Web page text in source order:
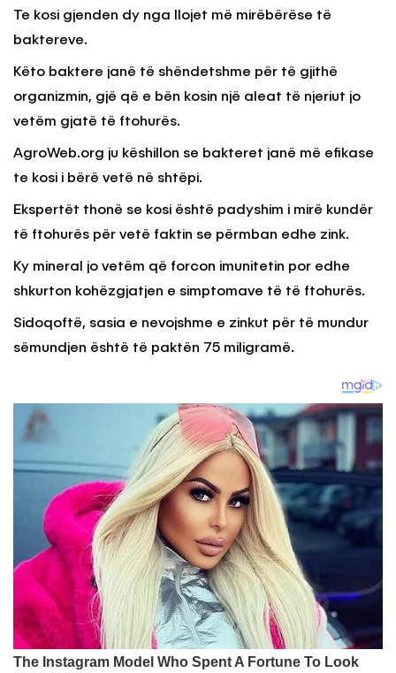
Te kosi gjenden dy nga llojet më mirëbërëse të
baktereve.
Këto baktere janë të shëndetshme për të gjithë
organizmin, gjë që e bën kosin një aleat të njeriut jo
vetëm gjatë të ftohurës.
AgroWeb.org ju këshillon se bakteret janë më efikase
te kosi i bërë vetë në shtëpi.
Ekspertët thonë se kosi është padyshim i mirë kundër
të ftohurës për vetë faktin se përmban edhe zink.
Ky mineral jo vetëm që forcon imunitetin por edhe
shkurton kohëzgjatjen e simptomave të të ftohurës.
Sidoqoftë, sasia e nevojshme e zinkut për të mundur
sëmundjen është të paktën 75 miligramë.